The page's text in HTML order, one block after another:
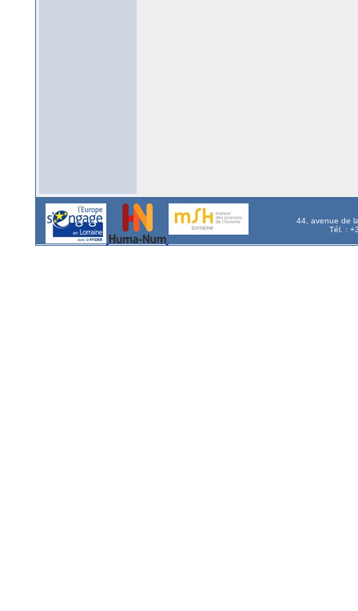
44, avenue de
Tél. :